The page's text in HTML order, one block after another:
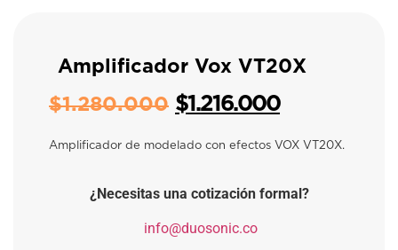
Amplificador Vox VT20X
$1.280.000 $1.216.000
Amplificador de modelado con efectos VOX VT20X.
¿Necesitas una cotización formal?
info@duosonic.co